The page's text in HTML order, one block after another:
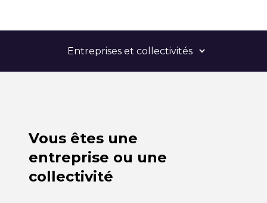
Vous êtes une
entreprise ou une
collectivité